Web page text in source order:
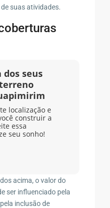
suas atividades.
dos seus
localização e
construir a
essa
seu sonho!
acima, o valor do
ser influenciado pela
inclusão de